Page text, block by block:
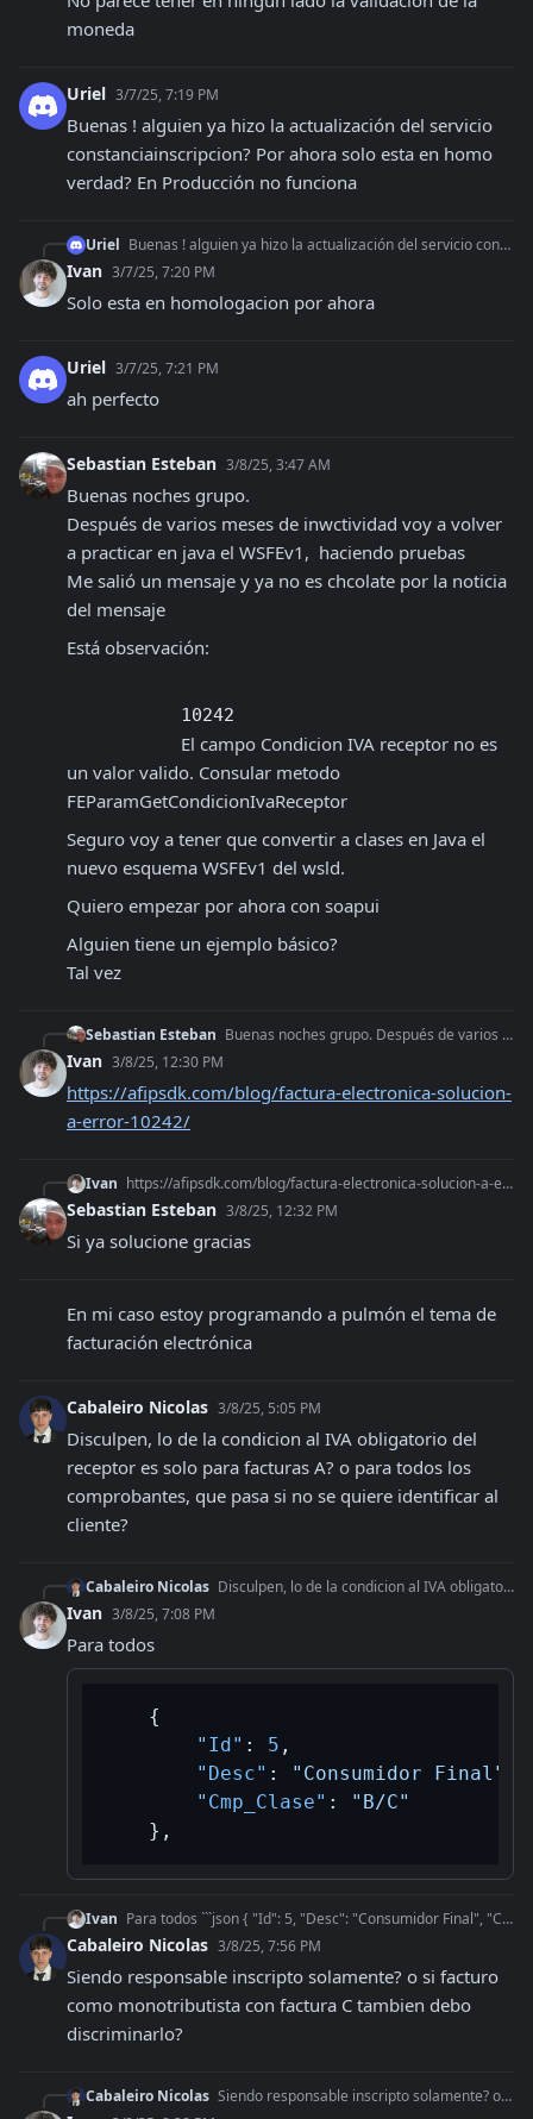
moneda
Uriel 3/7/25, 7:19 PM
Buenas ! alguien ya hizo la actualización del servicio
constanciainscripcion? Por ahora solo esta en homo
verdad? En Producción no funciona
Uriel Buenas ! alguien ya hizo la actualización del servicio constanciainscripcion? Por ahora solo esta en homo verdad? En Producción no funciona
Ivan 3/7/25, 7:20 PM
Solo esta en homologacion por ahora
Uriel 3/7/25, 7:21 PM
ah perfecto
Sebastian Esteban 3/8/25, 3:47 AM
Buenas noches grupo.
Después de varios meses de inwctividad voy a volver
a practicar en java el WSFEv1,  haciendo pruebas
Me salió un mensaje y ya no es chcolate por la noticia
del mensaje
Está observación:
10242
El campo Condicion IVA receptor no es
un valor valido. Consular metodo
FEParamGetCondicionIvaReceptor
Seguro voy a tener que convertir a clases en Java el
nuevo esquema WSFEv1 del wsld.
Quiero empezar por ahora con soapui
Alguien tiene un ejemplo básico?
Tal vez
Sebastian Esteban Buenas noches grupo. Después de varios meses de inwctividad voy a volver a practicar en java el WSFEv1, haciendo pruebas Me salió un mensaje y ya no es chcola
Ivan 3/8/25, 12:30 PM
https://afipsdk.com/blog/factura-electronica-solucion-
a-error-10242/
Ivan https://afipsdk.com/blog/factura-electronica-solucion-a-error-10242/
Sebastian Esteban 3/8/25, 12:32 PM
Si ya solucione gracias
En mi caso estoy programando a pulmón el tema de
facturación electrónica
Cabaleiro Nicolas 3/8/25, 5:05 PM
Disculpen, lo de la condicion al IVA obligatorio del
receptor es solo para facturas A? o para todos los
comprobantes, que pasa si no se quiere identificar al
cliente?
Cabaleiro Nicolas Disculpen, lo de la condicion al IVA obligatorio del receptor es solo para facturas A? o para todos los comprobantes, que pasa si no se quiere identificar al cl
Ivan 3/8/25, 7:08 PM
Para todos
{
"Id" : 5 ,
"Desc" : "Consumidor Final"
"Cmp_Clase" :
"B/C"
} ,
Ivan Para todos ```json { "Id": 5, "Desc": "Consumidor Final", "Cmp_Clase": "B/C" }, ```
Cabaleiro Nicolas 3/8/25, 7:56 PM
Siendo responsable inscripto solamente? o si facturo
como monotributista con factura C tambien debo
discriminarlo?
Cabaleiro Nicolas Siendo responsable inscripto solamente? o si facturo como monotributista con factura C tambien debo discriminarlo?